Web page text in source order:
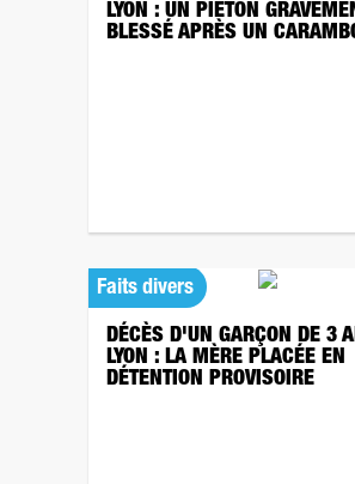
LYON : UN PIÉTON
BLESSÉ APRÈS UN
Faits divers
DÉCÈS D'UN GARÇON DE 3
LYON : LA MÈRE PLACÉE EN
DÉTENTION PROVISOIRE